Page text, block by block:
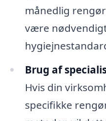
månedlig
være
Brug af
Hvis din
specifikke